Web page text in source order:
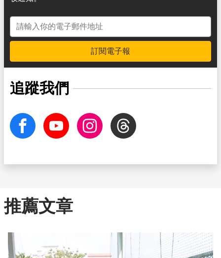
電子郵件地址
訂閱電子報
追蹤我們
facebook Youtube InstagramThreads
推薦文章